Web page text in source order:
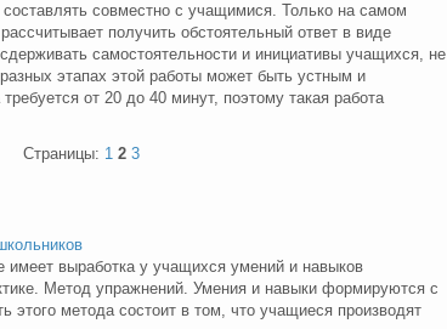
совместно с учащимися. Только на самом
получить обстоятельный ответ в виде
самостоятельности и инициативы учащихся, не
этапах этой работы может быть устным и
от 20 до 40 минут, поэтому такая работа
Страницы: 1 2 3
имеет выра­ботка у учащихся умений и навыков
Метод упражнений. Умения и навыки формируются с
метода состоит в том, что учащиеся производят